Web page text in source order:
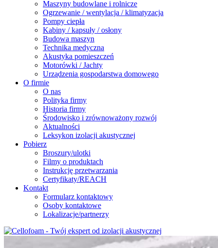
Maszyny budowlane i rolnicze
Ogrzewanie / wentylacja / klimatyzacja
Pompy ciepła
Kabiny / kapsuły / osłony
Budowa maszyn
Technika medyczna
Akustyka pomieszczeń
Motorówki / Jachty
Urządzenia gospodarstwa domowego
O firmie
O nas
Polityka firmy
Historia firmy
Środowisko i zrównoważony rozwój
Aktualności
Leksykon izolacji akustycznej
Pobierz
Broszury/ulotki
Filmy o produktach
Instrukcję przetwarzania
Certyfikaty/REACH
Kontakt
Formularz kontaktowy
Osoby kontaktowe
Lokalizacje/partnerzy